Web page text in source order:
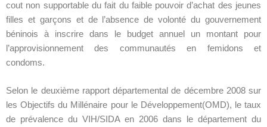
cout non supportable du fait du faible pouvoir d’achat des jeunes
filles et garçons et de l’absence de volonté du gouvernement
béninois à inscrire dans le budget annuel un montant pour
l’approvisionnement des communautés en femidons et
condoms.
Selon le deuxième rapport départemental de décembre 2008 sur
les Objectifs du Millénaire pour le Développement(OMD), le taux
de prévalence du VIH/SIDA en 2006 dans le département du